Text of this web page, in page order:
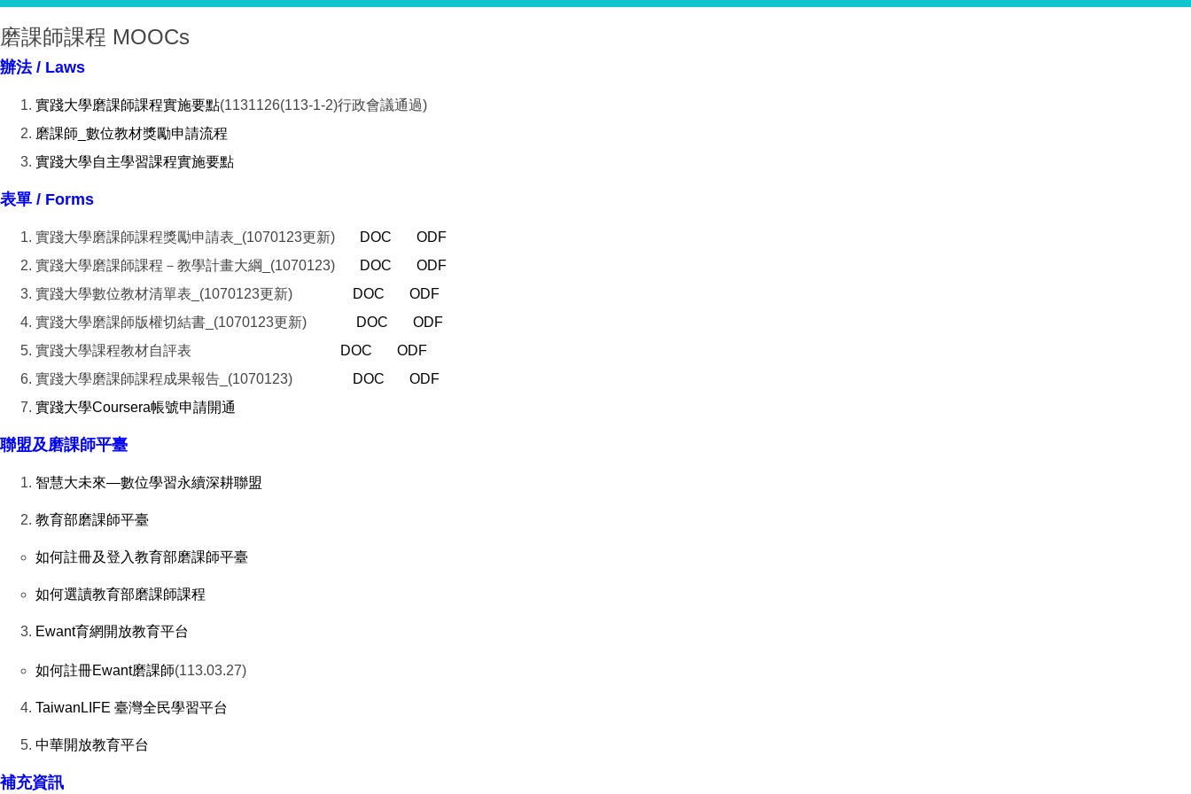
磨課師課程 MOOCs
辦法 / Laws
實踐大學磨課師課程實施要點(1131126(113-1-2)行政會議通過)
磨課師_數位教材獎勵申請流程
實踐大學自主學習課程實施要點
表單 / Forms
實踐大學磨課師課程獎勵申請表_(1070123更新) DOC
ODF
實踐大學磨課師課程－教學計畫大綱_(1070123)
DOC
ODF
實踐大學數位教材清單表_(1070123更新)
DOC
ODF
實踐大學磨課師版權切結書_(1070123更新)
DOC
ODF
實踐大學課程教材自評表
DOC
ODF
實踐大學磨課師課程成果報告_(1070123)
DOC
ODF
實踐大學Coursera帳號申請開通
聯盟及磨課師平臺
智慧大未來—數位學習永續深耕聯盟
教育部磨課師平臺
如何註冊及登入教育部磨課師平臺
如何選讀教育部磨課師課程
Ewant育網開放教育平台
如何註冊Ewant磨課師(113.03.27)
TaiwanLIFE 臺灣全民學習平台
中華開放教育平台
補充資訊